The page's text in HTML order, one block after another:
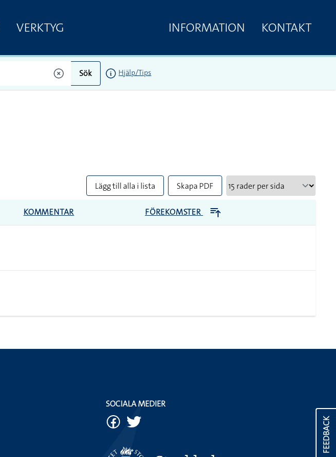
VERKTYG INFORMATION KONTAKT
Sök Hjälp/Tips
Lägg till alla i lista Skapa PDF
KOMMENTAR FÖREKOMSTER
FEEDBACK
SOCIALA MEDIER